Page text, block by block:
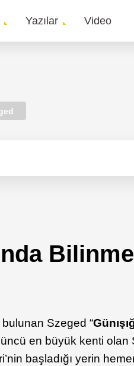
Yazılar Video
bulunan Szeged “
en büyük kenti
başladığı yerin